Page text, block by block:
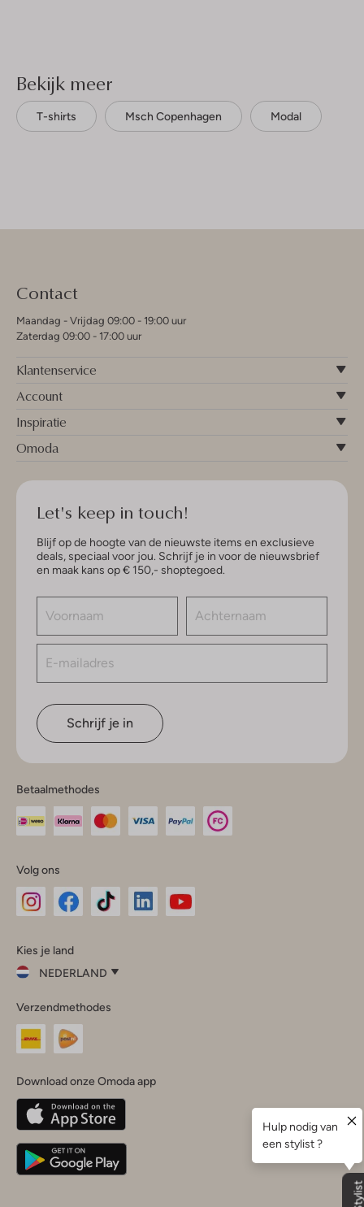
Bekijk meer
T-shirts Msch Copenhagen Modal
Contact
Maandag - Vrijdag 09:00 - 19:00 uur
Zaterdag 09:00 - 17:00 uur
Klantenservice
Account
Inspiratie
Omoda
Let's keep in touch!
Blijf op de hoogte van de nieuwste items en exclusieve
deals, speciaal voor jou. Schrijf je in voor de nieuwsbrief
en maak kans op € 150,- shoptegoed.
Schrijf je in
Betaalmethodes
Volg ons
InstagramFacebook
Kies je land
NEDERLAND
je
land
Nederland
Belgique(Français)
Deutschland
Verzendmethodes
Download onze Omoda app